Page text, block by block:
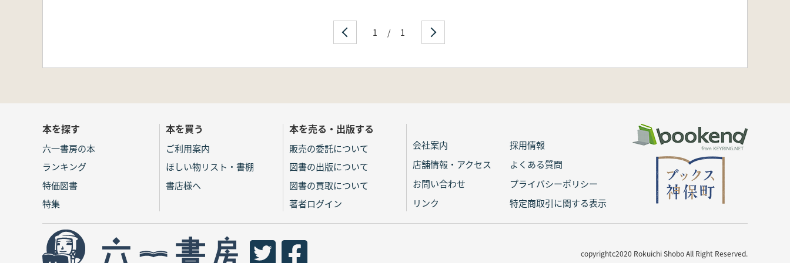
1 / 1
本を探す
六一書房の本
ランキング
特価図書
特集
本を買う
ご利用案内
ほしい物リスト・書棚
書店様へ
本を売る・出版する
販売の委託について
図書の出版について
図書の買取について
著者ログイン
会社案内
採用情報
店舗情報・アクセス
よくある質問
お問い合わせ
プライバシーポリシー
リンク
特定商取引に関する表示
copyrightc2020 Rokuichi Shobo All Right Reserved.